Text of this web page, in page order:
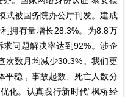
式被国务院办公厅刊发。建成
拥有量增长28.3%。为8.8万
问题解决率达到92%。涉企
次数月均减少30.3%。我们更
平稳，事故起数、死亡人数分
化。认真践行新时代“枫桥经